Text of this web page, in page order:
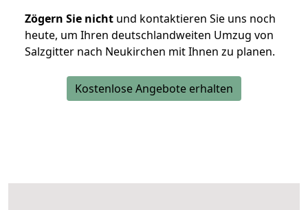
Zögern Sie nicht und kontaktieren Sie uns noch
heute, um Ihren deutschlandweiten Umzug von
Salzgitter nach Neukirchen mit Ihnen zu planen.
Kostenlose Angebote erhalten